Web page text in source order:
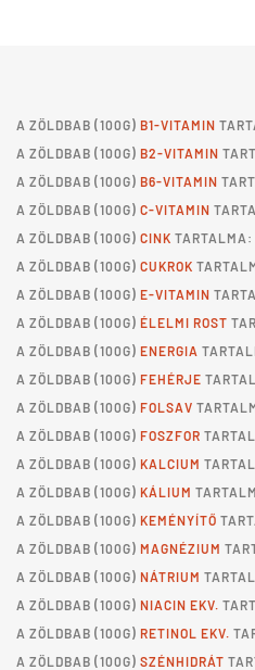
A ZÖLDBAB (100G) B1-VITAMIN
A ZÖLDBAB (100G) B2-VITAMIN
A ZÖLDBAB (100G) B6-VITAMIN
A ZÖLDBAB (100G) C-VITAMIN
A ZÖLDBAB (100G) CINK TARTALMA:
A ZÖLDBAB (100G) CUKROK
A ZÖLDBAB (100G) E-VITAMIN
A ZÖLDBAB (100G) ÉLELMI ROST
A ZÖLDBAB (100G) ENERGIA
A ZÖLDBAB (100G) FEHÉRJE
A ZÖLDBAB (100G) FOLSAV
A ZÖLDBAB (100G) FOSZFOR
A ZÖLDBAB (100G) KALCIUM
A ZÖLDBAB (100G) KÁLIUM
A ZÖLDBAB (100G) KEMÉNYÍTŐ
A ZÖLDBAB (100G) MAGNÉZIUM
A ZÖLDBAB (100G) NÁTRIUM
A ZÖLDBAB (100G) NIACIN EKV.
A ZÖLDBAB (100G) RETINOL EKV.
A ZÖLDBAB (100G) SZÉNHIDRÁT